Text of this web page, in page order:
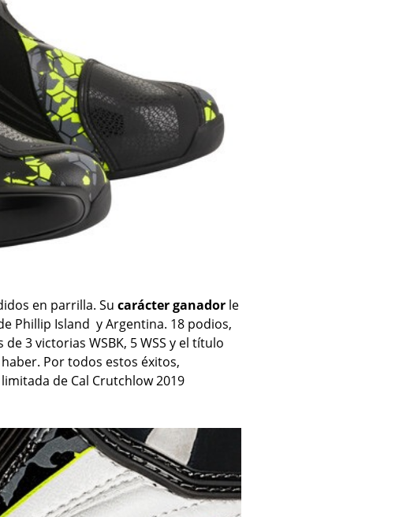
en parrilla. Su carácter ganador le
Phillip Island y Argentina. 18 podios,
3 victorias WSBK, 5 WSS y el título
Por todos estos éxitos,
de Cal Crutchlow 2019